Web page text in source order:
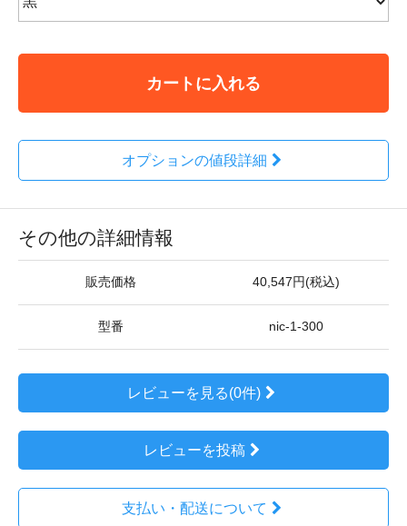
カートに入れる
オプションの値段詳細
その他の詳細情報
販売価格 40,547円(税込)
型番 nic-1-300
レビューを見る(0件)
レビューを投稿
支払い・配送について